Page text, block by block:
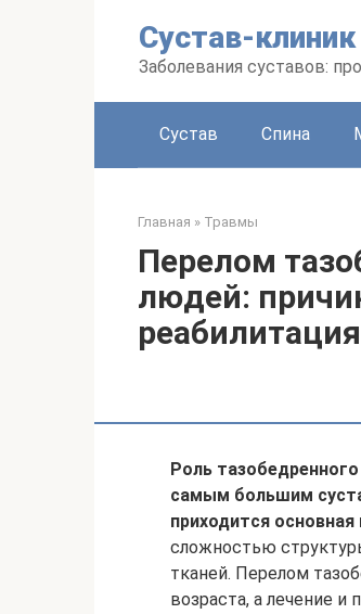
Сустав-клиник
Заболевания суставов:
Сустав Спина
Главная » Травмы
Перелом
людей:
реабилитация
Роль
самым большим
приходится
сложностью
тканей. Перелом
возраста, а лечение